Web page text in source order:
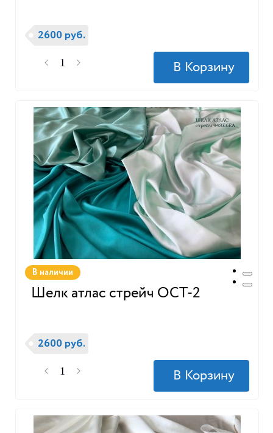
2600 руб.
В наличии
Шелк атлас стрейч ОСТ-2
2600 руб.